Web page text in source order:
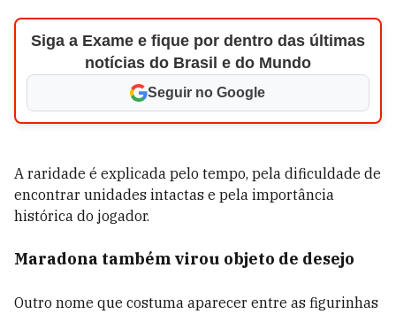
Siga a Exame e fique por dentro das últimas
notícias do Brasil e do Mundo
Seguir no Google
A raridade é explicada pelo tempo, pela dificuldade de
encontrar unidades intactas e pela importância
histórica do jogador.
Maradona também virou objeto de desejo
Outro nome que costuma aparecer entre as figurinhas